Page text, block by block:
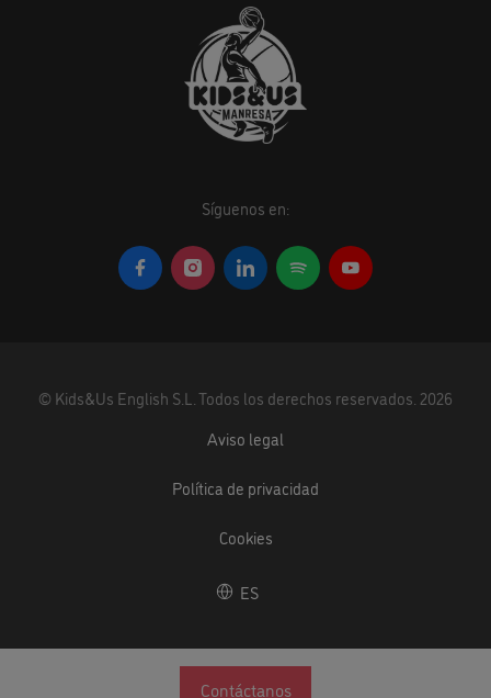
Contáctanos
Síguenos en:
ES
© Kids&Us English S.L. Todos los derechos reservados. 2026
Aviso legal
Política de privacidad
Cookies